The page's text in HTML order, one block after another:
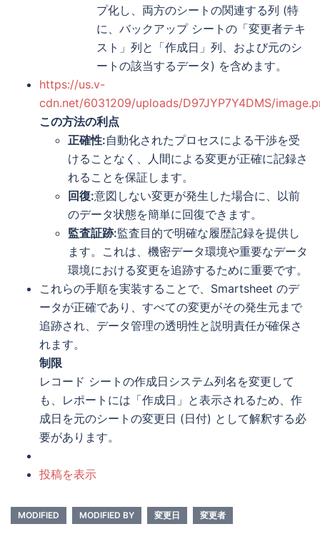
プ化し、両方のシートの関連する列 (特
に、バックアップ シートの「変更者テキ
スト」列と「作成日」列、および元のシ
ートの該当するデータ) を含めます。
https://us.v-
cdn.net/6031209/uploads/D97JYP7Y4DMS/
この方法の利点
正確性:自動化されたプロセスによる干渉を受
けることなく、人間による変更が正確に記録さ
れることを保証します。
回復:意図しない変更が発生した場合に、以前
のデータ状態を簡単に回復できます。
監査証跡:監査目的で明確な履歴記録を提供し
ます。これは、機密データ環境や重要なデータ
環境における変更を追跡するために重要です。
これらの手順を実装することで、Smartsheet のデ
ータが正確であり、すべての変更がその発生元まで
追跡され、データ管理の透明性と説明責任が確保さ
れます。
制限
レコード シートの作成日システム列名を変更して
も、レポートには「作成日」と表示されるため、作
成日を元のシートの変更日 (日付) として解釈する必
要があります。
投稿を表示
MODIFIED MODIFIED BY 変更日 変更者